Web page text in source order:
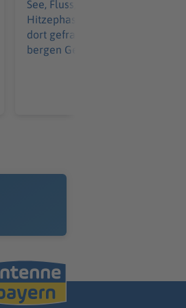
See, Fluss, Freibad – gerade in
Hitzephasen ist eine Abkühlung
dort gefragt. Doch Gewässer
bergen Gefahren.